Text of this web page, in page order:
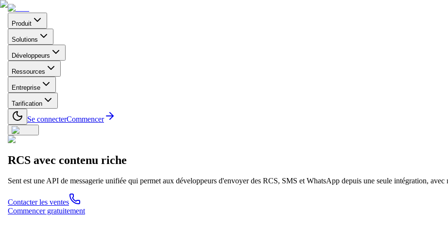
Produit
Solutions
Développeurs
Ressources
Entreprise
Tarification
Se connecterCommencer
RCS avec contenu riche
Sent est une API de messagerie unifiée qui permet aux développeurs d'envoyer des RCS, SMS et WhatsApp depuis une seule intégration,
Contacter les ventes
Commencer gratuitement